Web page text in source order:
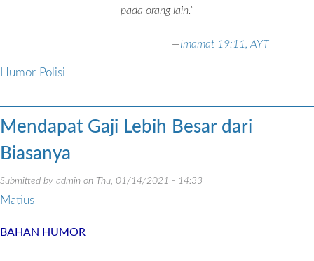
pada orang lain.”
—Imamat 19:11, AYT
Humor Polisi
Mendapat Gaji Lebih Besar dari
Biasanya
Submitted by admin on Thu, 01/14/2021 - 14:33
Matius
BAHAN HUMOR